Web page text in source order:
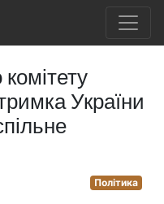
України
Політика